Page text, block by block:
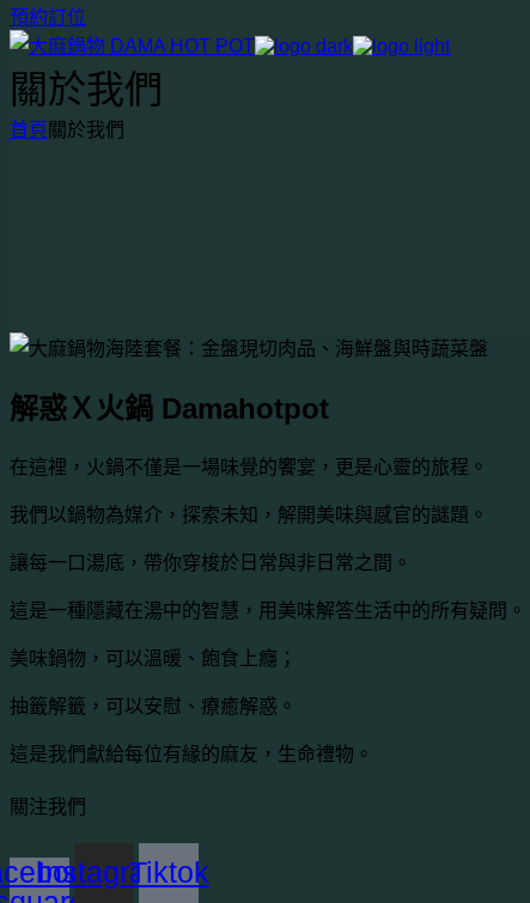
預約訂位
關於我們
首頁 關於我們
解惑Ｘ火鍋 Damahotpot
在這裡，火鍋不僅是一場味覺的饗宴，更是心靈的旅程。
我們以鍋物為媒介，探索未知，解開美味與感官的謎題。
讓每一口湯底，帶你穿梭於日常與非日常之間。
這是一種隱藏在湯中的智慧，用美味解答生活中的所有疑問。
美味鍋物，可以溫暖、飽食上癮；
抽籤解籤，可以安慰、療癒解惑。
這是我們獻給每位有緣的麻友，生命禮物。
關注我們
Instagram
Tiktok